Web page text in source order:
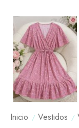
Inicio Vestidos